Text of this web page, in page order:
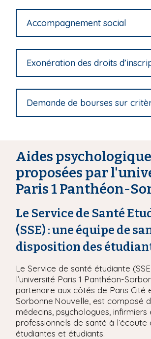
Accompagnement social
Exonération des droits
Demande de bourses sur
Aides
proposées par
Paris 1 Panthéon-
Le Service de Santé
(SSE) : une équipe de
disposition des
Le Service de santé étudiante
l’université Paris 1 Panthéon-
partenaire aux côtés de Paris Cité
Sorbonne Nouvelle, est composé
médecins, psychologues, infirmiers
professionnels de santé à l’écoute
étudiantes et étudiants.